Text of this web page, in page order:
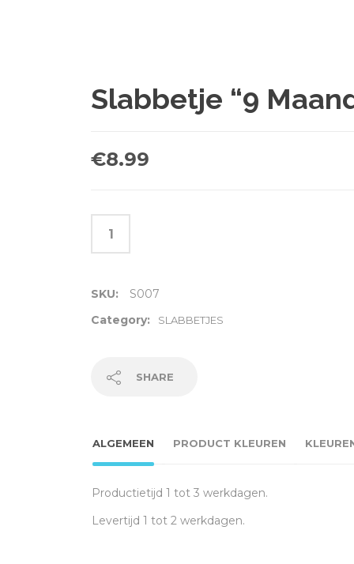
Slabbetje “9
€8.99
SKU:
S007
Category:
SLABBETJES
SHARE
ALGEMEEN PRODUCT KLEUREN
Productietijd 1 tot 3 werkdagen.
Levertijd 1 tot 2 werkdagen.